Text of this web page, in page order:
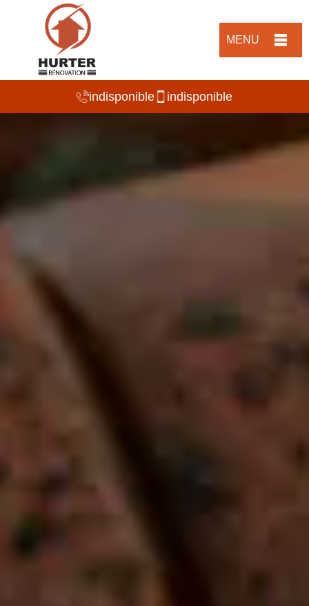
MENU
indisponible indisponible